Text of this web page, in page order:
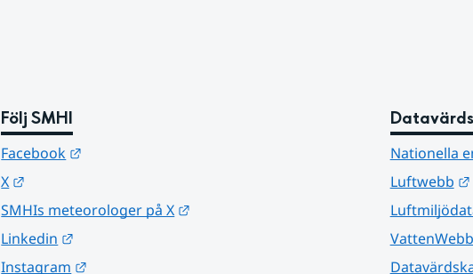
Följ SMHI
Facebook
X
SMHIs meteorologer på X
Linkedin
Instagram
Nationella
Luftwebb
VattenWebb